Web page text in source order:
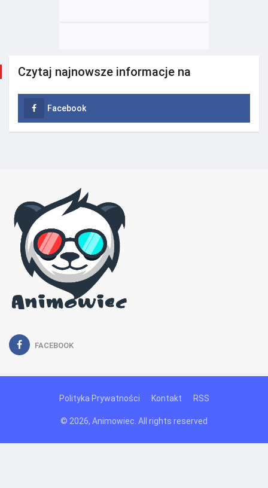
Czytaj najnowsze informacje na
Facebook
FACEBOOK
Polityka Prywatności Kontakt RSS
© 2026, Animowiec. All rights reserved